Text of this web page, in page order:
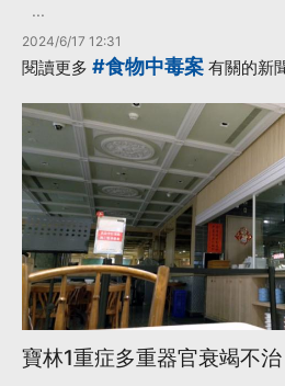
...
2024/6/17 12:31
閱讀更多 #食物中毒案 有關的新
寶林1重症多重器官衰竭不